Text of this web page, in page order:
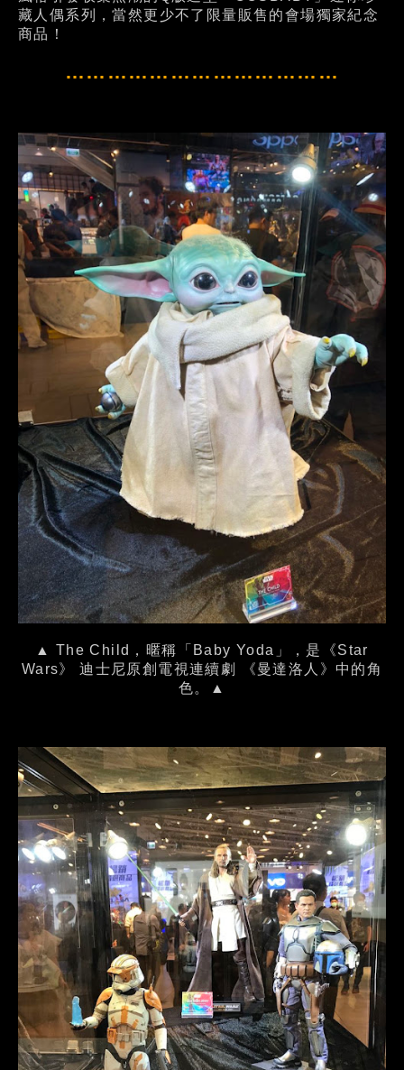
藏人偶系列，當然更少不了限量販售的會場獨家紀念
商品！
…………………………………
▲ The Child，暱稱「Baby Yoda」，是《Star
Wars》 迪士尼原創電視連續劇 《曼達洛人》中的角
色。▲